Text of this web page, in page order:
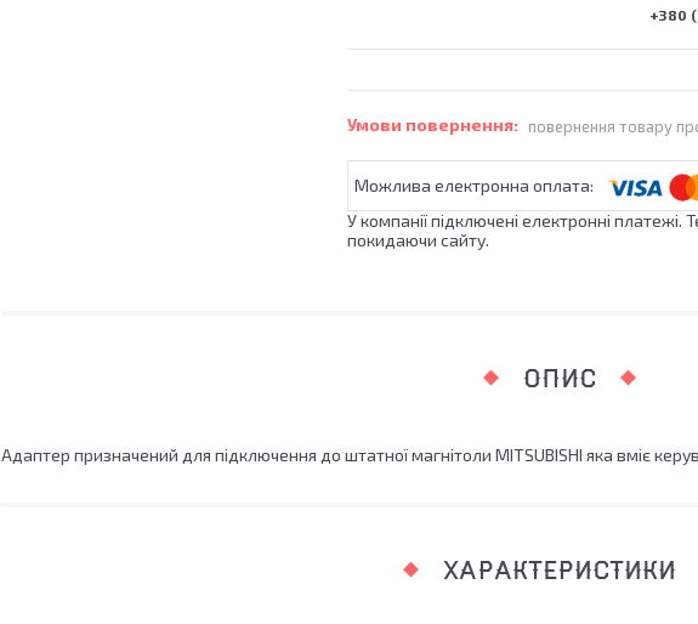
+380
повернення товару
У компанії підключені електронні
покидаючи сайту.
ОПИС
Адаптер призначений для підключення до штатної магнітоли MITSUBISHI яка вміє
ХАРАКТЕРИСТИКИ